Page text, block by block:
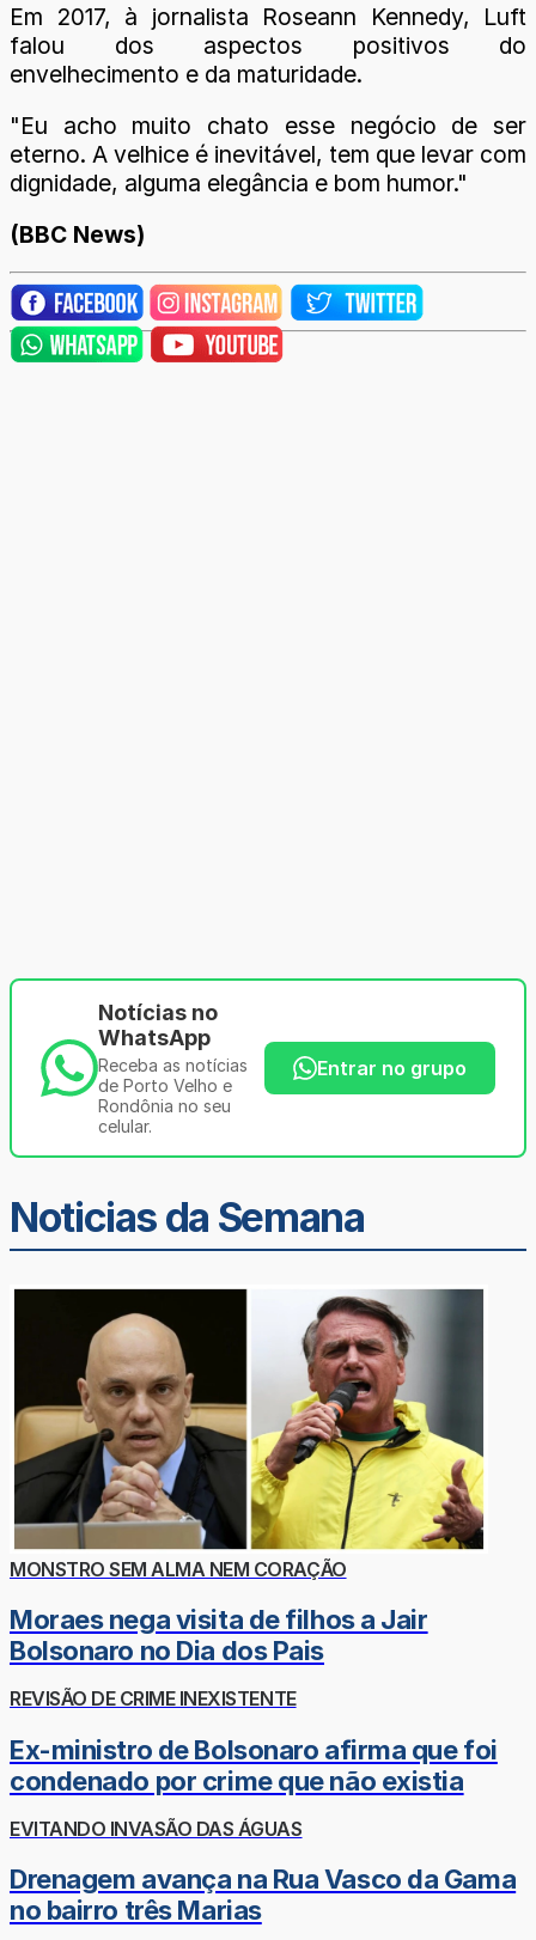
Em 2017, à jornalista Roseann Kennedy, Luft
falou dos aspectos positivos do
envelhecimento e da maturidade.
"Eu acho muito chato esse negócio de ser
eterno. A velhice é inevitável, tem que levar com
dignidade, alguma elegância e bom humor."
(BBC News)
Notícias no
WhatsApp
Receba as notícias
de Porto Velho e
Rondônia no seu
celular.
Entrar no grupo
Noticias da Semana
MONSTRO SEM ALMA NEM CORAÇÃO
Moraes nega visita de filhos a Jair
Bolsonaro no Dia dos Pais
REVISÃO DE CRIME INEXISTENTE
Ex-ministro de Bolsonaro afirma que foi
condenado por crime que não existia
EVITANDO INVASÃO DAS ÁGUAS
Drenagem avança na Rua Vasco da Gama
no bairro três Marias